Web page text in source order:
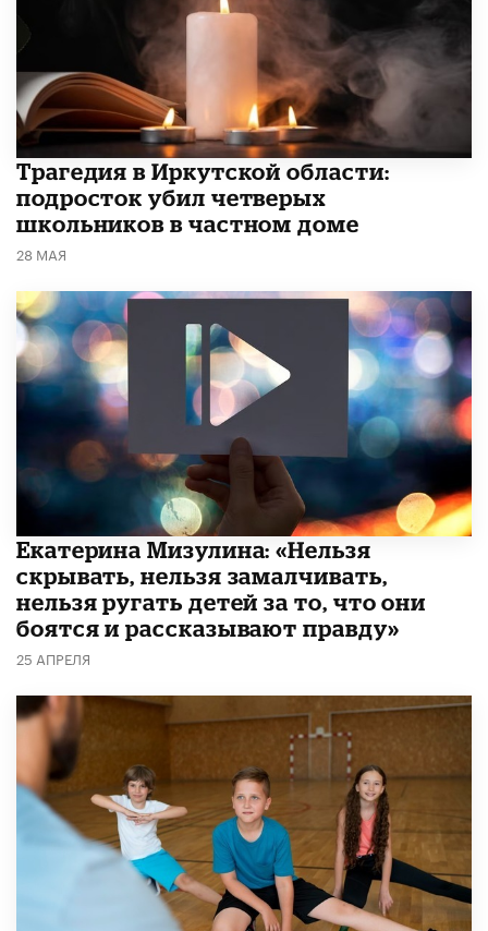
Трагедия в Иркутской области:
подросток убил четверых
школьников в частном доме
28 МАЯ
Екатерина Мизулина: «Нельзя
скрывать, нельзя замалчивать,
нельзя ругать детей за то, что они
боятся и рассказывают правду»
25 АПРЕЛЯ